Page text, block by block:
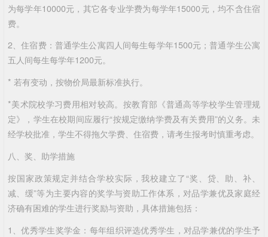
为每学年10000元，其它各专业学费为每学年15000元，均不含住宿
费。
2、住宿费：普通学生公寓四人间每生每学年1500元；普通学生公寓
五人间每生每学年1200元。
* 若有变动，按物价局最新标准执行。
*美术院校学习费用相对较高。按教育部《普通高等学校学生管理规
定》，学生在校期间应履行“按规定缴纳学费及有关费用”的义务。未
经学校批准，学生不得拖欠学费、住宿费，请考生报考时慎重考虑。
八、奖、助学措施
按国家政策规定并结合学校实际，我校建立了“奖、贷、助、补、
减、缓”等为主要内容的奖学与资助工作体系，对品学兼优及家庭经
济确有困难的学生进行奖励与资助，具体措施包括：
1、优秀学生奖学金：每年组织评选优秀学生，对品学兼优的学生予